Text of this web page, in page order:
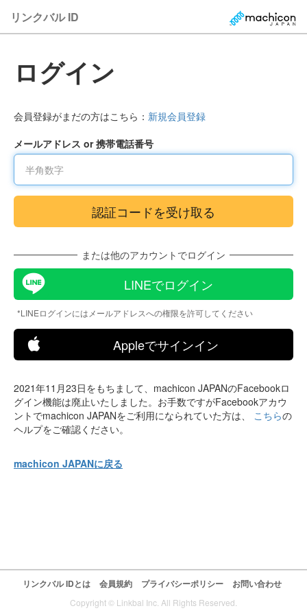
リンクバル ID
ログイン
会員登録がまだの方はこちら： 新規会員登録
メールアドレス or 携帯電話番号
または他のアカウントでログイン
LINEでログイン
*LINEログインにはメールアドレスへの権限を許可してください
Appleでサインイン
2021年11月23日をもちまして、machicon JAPANのFacebookロ
グイン機能は廃止いたしました。お手数ですがFacebookアカウ
ントでmachicon JAPANをご利用になられていた方は、 こちらの
ヘルプをご確認ください。
machicon JAPANに戻る
リンクバル IDとは 会員規約 プライバシーポリシー お問い合わせ
Copyright © Linkbal Inc. All Rights Reserved.